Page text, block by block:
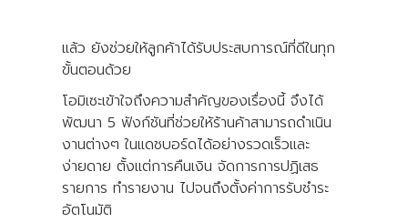
แล้ว ยังช่วยให้ลูกค้าได้รับประสบการณ์ที่ดีในทุก
ขั้นตอนด้วย
โอมิเซะเข้าใจถึงความสำคัญของเรื่องนี้ จึงได้
พัฒนา 5 ฟังก์ชันที่ช่วยให้ร้านค้าสามารถดำเนิน
งานต่างๆ ในแดชบอร์ดได้อย่างรวดเร็วและ
ง่ายดาย ตั้งแต่การคืนเงิน จัดการการปฏิเสธ
รายการ ทำรายงาน ไปจนถึงตั้งค่าการรับชำระ
อัตโนมัติ